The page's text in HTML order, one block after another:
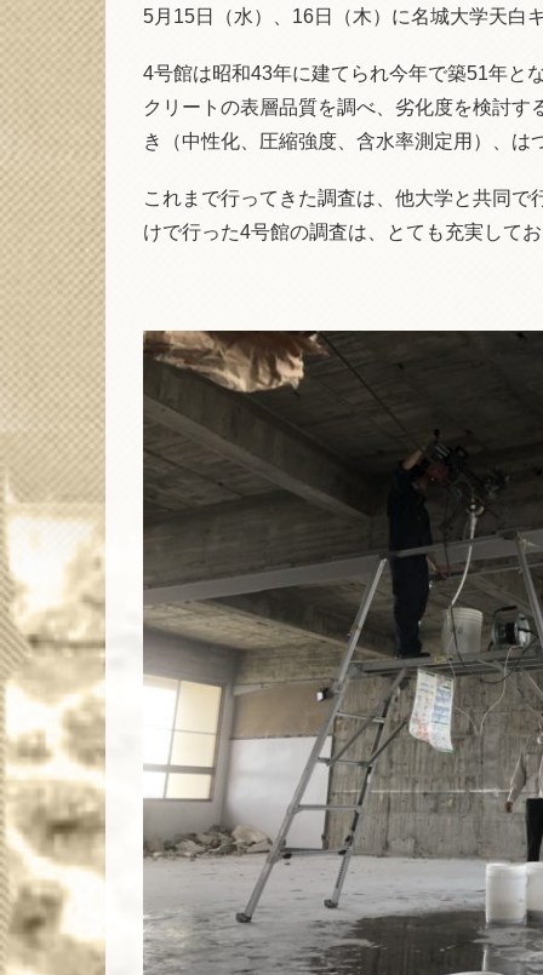
5月15日（水）、16日（木）に名城大学天白
4号館は昭和43年に建てられ今年で築51年と
クリートの表層品質を調べ、劣化度を検討
き（中性化、圧縮強度、含水率測定用）、
これまで行ってきた調査は、他大学と共同
けで行った4号館の調査は、とても充実して